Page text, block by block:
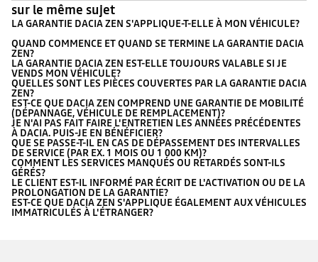
sur le même sujet
LA GARANTIE DACIA ZEN S'APPLIQUE-T-ELLE À MON VÉHICULE?
QUAND COMMENCE ET QUAND SE TERMINE LA GARANTIE DACIA
ZEN?
LA GARANTIE DACIA ZEN EST-ELLE TOUJOURS VALABLE SI JE
VENDS MON VÉHICULE?
QUELLES SONT LES PIÈCES COUVERTES PAR LA GARANTIE DACIA
ZEN?
EST-CE QUE DACIA ZEN COMPREND UNE GARANTIE DE MOBILITÉ
(DÉPANNAGE, VÉHICULE DE REMPLACEMENT)?
JE N'AI PAS FAIT FAIRE L'ENTRETIEN LES ANNÉES PRÉCÉDENTES
À DACIA. PUIS-JE EN BÉNÉFICIER?
QUE SE PASSE-T-IL EN CAS DE DÉPASSEMENT DES INTERVALLES
DE SERVICE (PAR EX. 1 MOIS OU 1 000 KM)?
COMMENT LES SERVICES MANQUÉS OU RETARDÉS SONT-ILS
GÉRÉS?
LE CLIENT EST-IL INFORMÉ PAR ÉCRIT DE L'ACTIVATION OU DE LA
PROLONGATION DE LA GARANTIE?
EST-CE QUE DACIA ZEN S'APPLIQUE ÉGALEMENT AUX VÉHICULES
IMMATRICULÉS À L'ÉTRANGER?